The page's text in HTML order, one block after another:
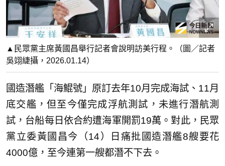
▲民眾黨主席黃國昌舉行記者會說明訪美行程。（圖／記者
吳翊緁攝，2026.01.14）
國造潛艦「海鯤號」原訂去年10月完成海試、11月
底交艦，但至今僅完成浮航測試，未進行潛航測
試，台船每日依合約遭海軍開罰19萬。對此，民眾
黨立委黃國昌今（14）日痛批國造潛艦8艘要花
4000億，至今連第一艘都潛不下去。